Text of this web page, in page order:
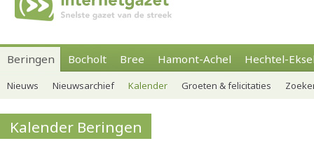
Beringen Bocholt Bree Hamont-Achel Hechtel-
Nieuws Nieuwsarchief Kalender Groeten & felicitaties
Kalender Beringen